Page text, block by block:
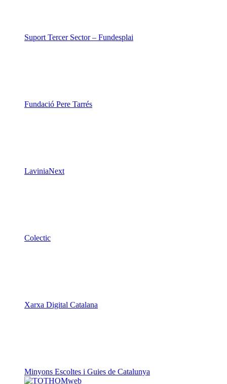
Suport Tercer Sector – Fundesplai
Fundació Pere Tarrés
LaviniaNext
Colectic
Xarxa Digital Catalana